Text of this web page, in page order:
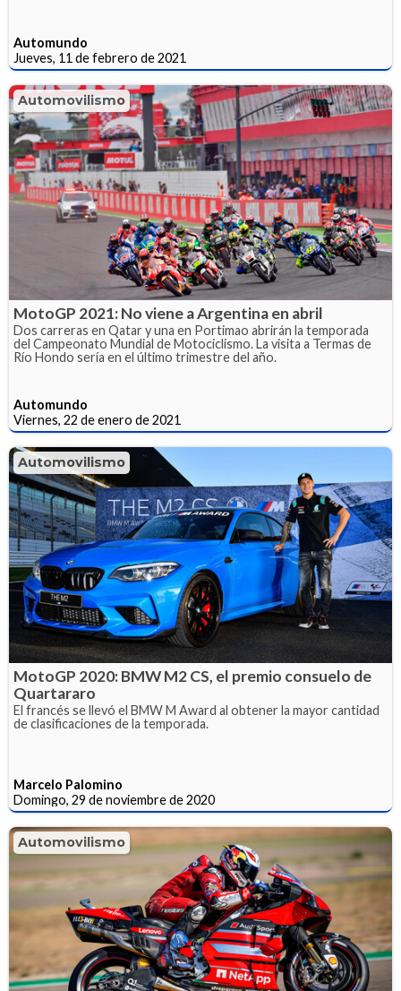
Automundo
Jueves, 11 de febrero de 2021
Automovilismo
MotoGP 2021: No viene a Argentina en abril
Dos carreras en Qatar y una en Portimao abrirán la temporada
del Campeonato Mundial de Motociclismo. La visita a Termas de
Río Hondo sería en el último trimestre del año.
Automundo
Viernes, 22 de enero de 2021
Automovilismo
MotoGP 2020: BMW M2 CS, el premio consuelo de
Quartararo
El francés se llevó el BMW M Award al obtener la mayor cantidad
de clasificaciones de la temporada.
Marcelo Palomino
Domingo, 29 de noviembre de 2020
Automovilismo